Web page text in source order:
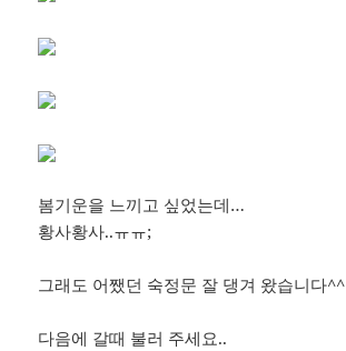
봄기운을 느끼고 싶었는데…
황사황사..ㅠㅠ;
그래도 어쨌던 숙정문 잘 댕겨 왔습니다^^
다음에 갈때 불러 주세요..